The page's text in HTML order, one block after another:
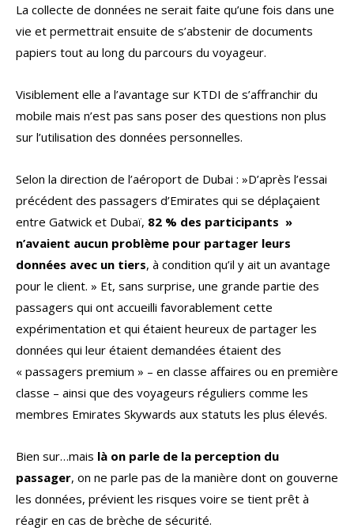
La collecte de données ne serait faite qu’une fois dans une
vie et permettrait ensuite de s’abstenir de documents
papiers tout au long du parcours du voyageur.
Visiblement elle a l’avantage sur KTDI de s’affranchir du
mobile mais n’est pas sans poser des questions non plus
sur l’utilisation des données personnelles.
Selon la direction de l’aéroport de Dubai : »D’après l’essai
précédent des passagers d’Emirates qui se déplaçaient
entre Gatwick et Dubaï, 82 % des participants »
n’avaient aucun problème pour partager leurs
données avec un tiers, à condition qu’il y ait un avantage
pour le client. » Et, sans surprise, une grande partie des
passagers qui ont accueilli favorablement cette
expérimentation et qui étaient heureux de partager les
données qui leur étaient demandées étaient des
« passagers premium » – en classe affaires ou en première
classe – ainsi que des voyageurs réguliers comme les
membres Emirates Skywards aux statuts les plus élevés.
Bien sur…mais là on parle de la perception du
passager, on ne parle pas de la manière dont on gouverne
les données, prévient les risques voire se tient prêt à
réagir en cas de brèche de sécurité.